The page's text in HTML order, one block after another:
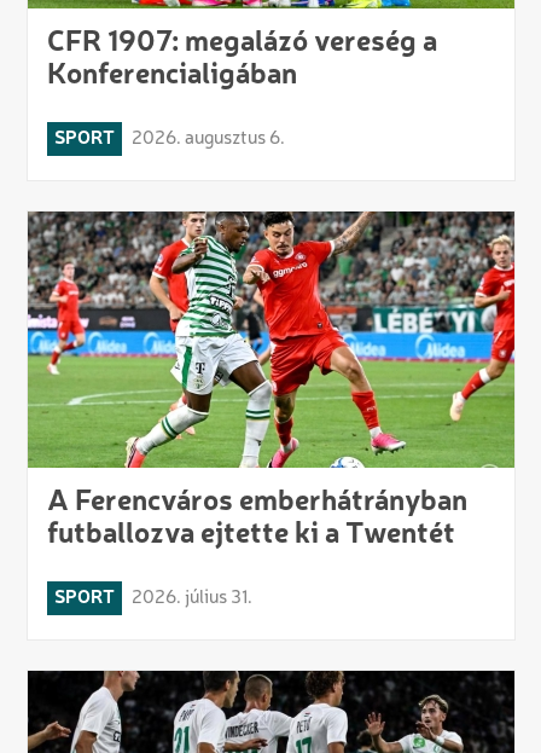
CFR 1907: megalázó vereség a
Konferencialigában
SPORT 2026. augusztus 6.
A Ferencváros emberhátrányban
futballozva ejtette ki a Twentét
SPORT 2026. július 31.